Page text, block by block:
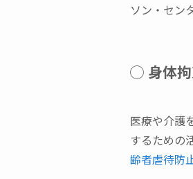
ソン・セン
◯ 身体拘
医療や介護
するための
齢者虐待防